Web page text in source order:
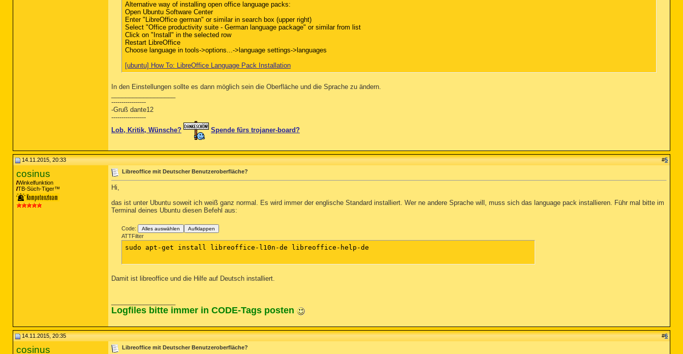
Alternative way of installing open office language packs:
Open Ubuntu Software Center
Enter "LibreOffice german" or similar in search box (upper right)
Select "Office productivity suite - German language package" or similar from list
Click on "Install" in the selected row
Restart LibreOffice
Choose language in tools->options...->language settings->languages
[ubuntu] How To: LibreOffice Language Pack Installation
In den Einstellungen sollte es dann möglich sein die Oberfläche und die Sprache zu ändern.
-----------------
-Gruß dante12
-----------------
Lob, Kritik, Wünsche?
Spende fürs trojaner-board?
14.11.2015, 20:33 #5
cosinus
Winkelfunktion
TB-Süch-Tiger™
Libreoffice mit Deutscher Benutzeroberfläche?
Hi,
das ist unter Ubuntu soweit ich weiß ganz normal. Es wird immer der englische Standard installiert. Wer ne andere Sprache will, muss sich das language pack installieren. Führ mal bitte im
Terminal deines Ubuntu diesen Befehl aus:
Code: Alles auswählen Aufklappen
ATTFilter
sudo apt-get install libreoffice-l10n-de libreoffice-help-de
Damit ist libreoffice und die Hilfe auf Deutsch installiert.
Logfiles bitte immer in CODE-Tags posten
14.11.2015, 20:35 #6
cosinus Libreoffice mit Deutscher Benutzeroberfläche?